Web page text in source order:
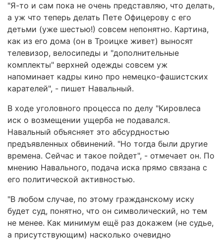
"Я-то и сам пока не очень представляю, что делать,
а уж что теперь делать Пете Офицерову с его
детьми (уже шестью!) совсем непонятно. Картина,
как из его дома (он в Троицке живет) выносят
телевизор, велосипеды и "дополнительные
комплекты" верхней одежды совсем уж
напоминает кадры кино про немецко-фашистских
карателей", - пишет Навальный.
В ходе уголовного процесса по делу "Кировлеса
иск о возмещении ущерба не подавался.
Навальный объясняет это абсурдностью
предъявленных обвинений. "Но тогда были другие
времена. Сейчас и такое пойдет", - отмечает он. По
мнению Навального, подача иска прямо связана с
его политической активностью.
"В любом случае, по этому гражданскому иску
будет суд, понятно, что он символический, но тем
не менее. Как минимум ещё раз докажем (не судье,
а присутствующим) насколько очевидно